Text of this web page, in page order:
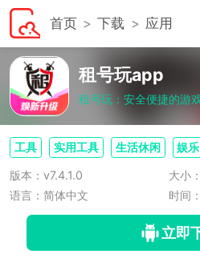
首页 下载 应用
租号玩app
租号玩：安全便捷的游
工具 实用工具 生活休闲 娱乐
版本：v7.4.1.0
大小
语言：简体中文
时间
立即